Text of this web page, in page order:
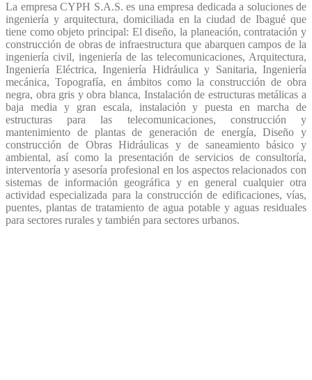
La empresa CYPH S.A.S. es una empresa dedicada a soluciones de
ingeniería y arquitectura, domiciliada en la ciudad de Ibagué que
tiene como objeto principal: El diseño, la planeación, contratación y
construcción de obras de infraestructura que abarquen campos de la
ingeniería civil, ingeniería de las telecomunicaciones, Arquitectura,
Ingeniería Eléctrica, Ingeniería Hidráulica y Sanitaria, Ingeniería
mecánica, Topografía, en ámbitos como la construcción de obra
negra, obra gris y obra blanca, Instalación de estructuras metálicas a
baja media y gran escala, instalación y puesta en marcha de
estructuras para las telecomunicaciones, construcción y
mantenimiento de plantas de generación de energía, Diseño y
construcción de Obras Hidráulicas y de saneamiento básico y
ambiental, así como la presentación de servicios de consultoría,
interventoría y asesoría profesional en los aspectos relacionados con
sistemas de información geográfica y en general cualquier otra
actividad especializada para la construcción de edificaciones, vías,
puentes, plantas de tratamiento de agua potable y aguas residuales
para sectores rurales y también para sectores urbanos.